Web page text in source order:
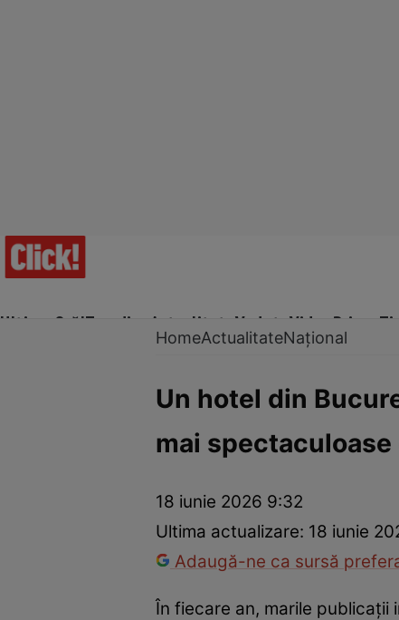
Ultima Oră!Trending Actualitate Vedete Video Prime
InternaționalFapt divers
HomeActualitateNațional
Un hotel din
mai
18 iunie 2026 9:32
Ultima actualizare: 18 iunie
Adaugă-ne ca sursă
În fiecare an, marile